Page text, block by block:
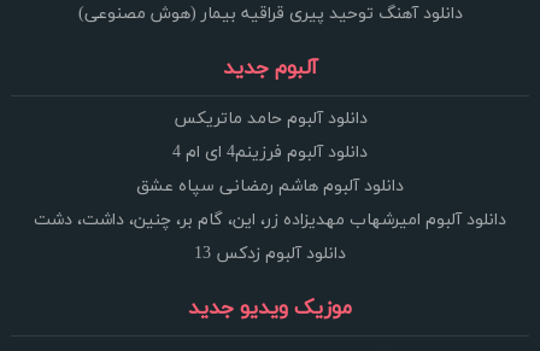
دانلود آهنگ توحید پیری قراقیه بیمار (هوش مصنوعی)
آلبوم جدید
دانلود آلبوم حامد ماتریکس
دانلود آلبوم فرزینم4 ای ام 4
دانلود آلبوم هاشم رمضانی سپاه عشق
دانلود آلبوم امیرشهاب مهدیزاده زر، این، گام بر، چنین، داشت، دشت
دانلود آلبوم زدکس 13
موزیک ویدیو جدید